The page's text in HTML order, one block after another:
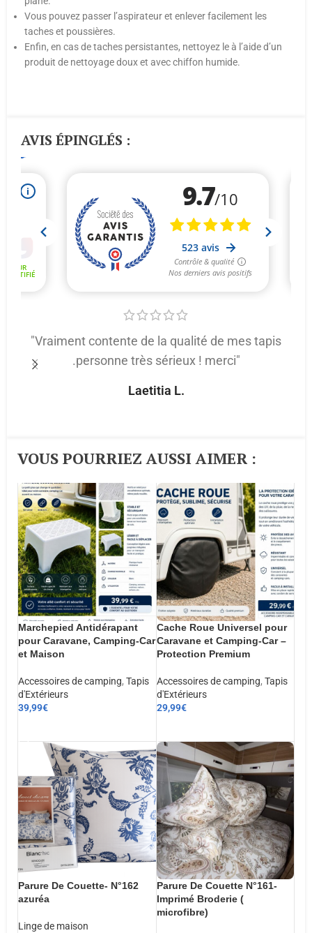
Vous pouvez passer l’aspirateur et enlever facilement les
taches et poussières.
Enfin, en cas de taches persistantes, nettoyez le à l’aide d’un
produit de nettoyage doux et avec chiffon humide.
AVIS ÉPINGLÉS :
"Vraiment contente de la qualité de mes tapis
.personne très sérieux ! merci"
Laetitia L.
VOUS POURRIEZ AUSSI AIMER :​
Marchepied Antidérapant
pour Caravane, Camping-Car
et Maison
Accessoires de camping, Tapis
d'Extérieurs
39,99€
Cache Roue Universel pour
Caravane et Camping-Car –
Protection Premium
Accessoires de camping, Tapis
d'Extérieurs
29,99€
Parure De Couette- N°162
azuréa
Linge de maison
Parure De Couette N°161-
Imprimé Broderie (
microfibre)